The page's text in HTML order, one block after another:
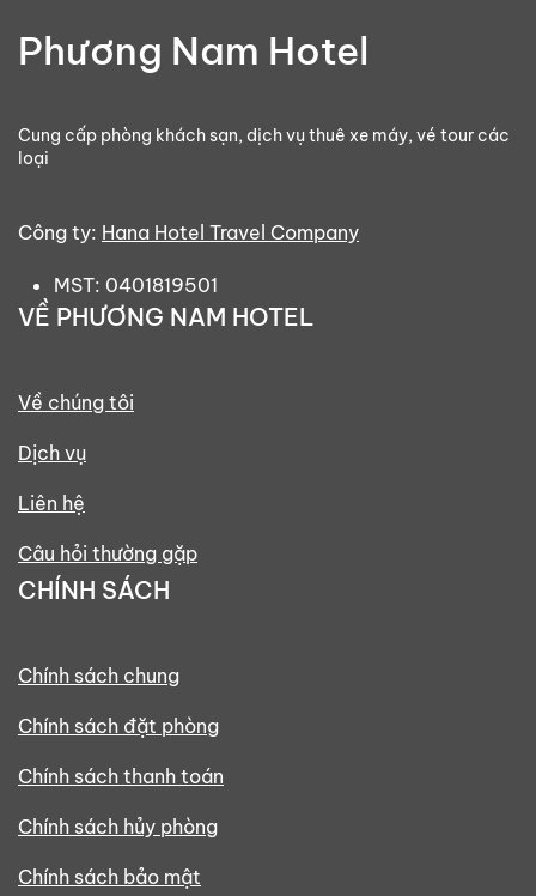
Phương Nam Hotel
Cung cấp phòng khách sạn, dịch vụ thuê xe máy, vé tour các
loại
Công ty: Hana Hotel Travel Company
MST: 0401819501
VỀ PHƯƠNG NAM HOTEL
Về chúng tôi
Dịch vụ
Liên hệ
Câu hỏi thường gặp
CHÍNH SÁCH
Chính sách chung
Chính sách đặt phòng
Chính sách thanh toán
Chính sách hủy phòng
Chính sách bảo mật